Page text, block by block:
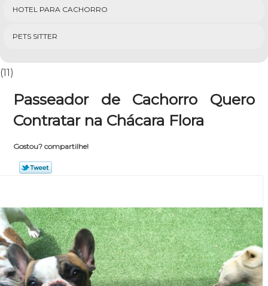
HOTEL PARA CACHORRO
PETS SITTER
(11)
Passeador de Cachorro Quero
Contratar na Chácara Flora
Gostou? compartilhe!